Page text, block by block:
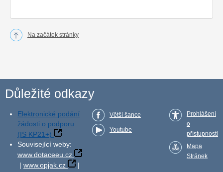
Na začátek stránky
Důležité odkazy
Elektronické podání
žádosti o podporu
(IS KP21+)
Související weby:
www.dotaceeu.cz
| www.opjak.cz
|
Větší šance
Youtube
Prohlášení
o
přístupnosti
Mapa
Stránek